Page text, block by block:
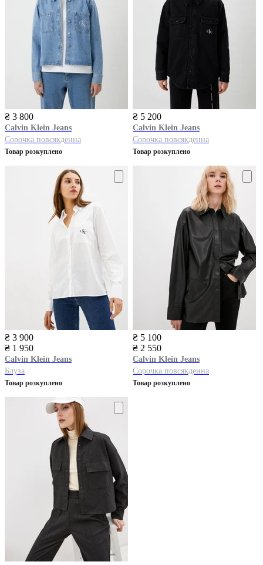
₴ 3 800
Calvin Klein Jeans
Сорочка повсякденна
Товар розкуплено
₴ 5 200
Calvin Klein Jeans
Сорочка повсякденна
Товар розкуплено
₴ 3 900
₴ 1 950
Calvin Klein Jeans
Блуза
Товар розкуплено
₴ 5 100
₴ 2 550
Calvin Klein Jeans
Сорочка повсякденна
Товар розкуплено